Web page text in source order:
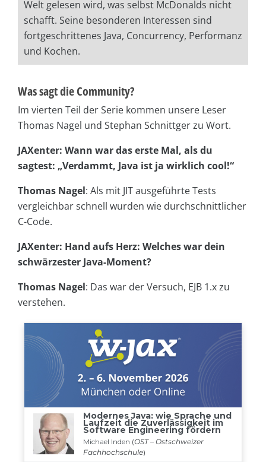
Welt gelesen wird, was selbst McDonalds nicht
schafft. Seine besonderen Interessen sind
fortgeschrittenes Java, Concurrency, Performanz
und Kochen.
Was sagt die Community?
Im vierten Teil der Serie kommen unsere Leser
Thomas Nagel und Stephan Schnittger zu Wort.
JAXenter: Wann war das erste Mal, als du
sagtest: „Verdammt, Java ist ja wirklich cool!“
Thomas Nagel: Als mit JIT ausgeführte Tests
vergleichbar schnell wurden wie durchschnittlicher
C-Code.
JAXenter: Hand aufs Herz: Welches war dein
schwärzester Java-Moment?
Thomas Nagel: Das war der Versuch, EJB 1.x zu
verstehen.